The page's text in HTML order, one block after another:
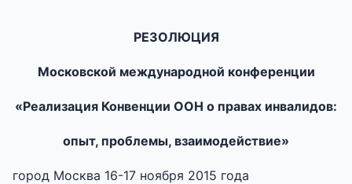
РЕЗОЛЮЦИЯ
Московской международной конференции
«Реализация Конвенции ООН о правах инвалидов:
опыт, проблемы, взаимодействие»
город Москва 16-17 ноября 2015 года